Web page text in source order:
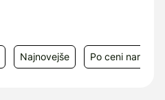
Najnovejše Po ceni